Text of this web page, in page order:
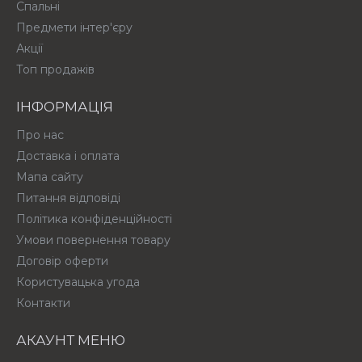
Спальні
Предмети інтер'єру
Акції
Топ продажів
ІНФОРМАЦІЯ
Про нас
Доставка і оплата
Мапа сайту
Питання відповіді
Політика конфіденційності
Умови повернення товару
Договір оферти
Користувацька угода
Контакти
АКАУНТ МЕНЮ